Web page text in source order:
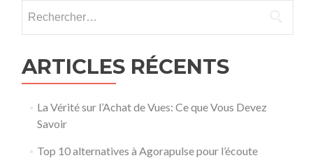
ARTICLES RÉCENTS
La Vérité sur l’Achat de Vues: Ce que Vous Devez
Savoir
Top 10 alternatives à Agorapulse pour l’écoute